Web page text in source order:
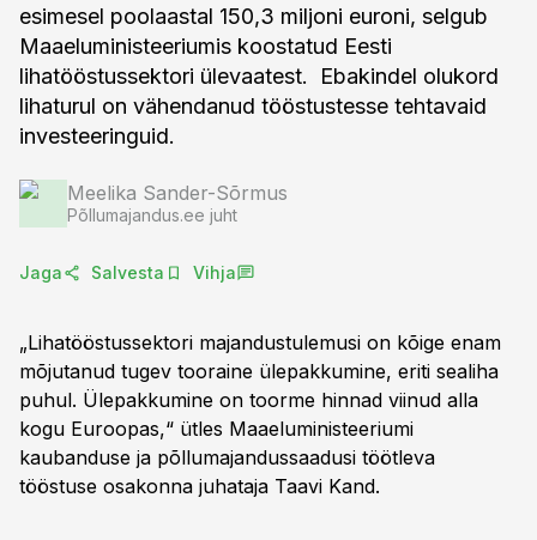
esimesel poolaastal 150,3 miljoni euroni, selgub
Maaeluministeeriumis koostatud Eesti
lihatööstussektori ülevaatest. Ebakindel olukord
lihaturul on vähendanud tööstustesse tehtavaid
investeeringuid.
Meelika Sander-Sõrmus
Põllumajandus.ee juht
Jaga Salvesta Vihja
„Lihatööstussektori majandustulemusi on kõige enam
mõjutanud tugev tooraine ülepakkumine, eriti sealiha
puhul. Ülepakkumine on toorme hinnad viinud alla
kogu Euroopas,“ ütles Maaeluministeeriumi
kaubanduse ja põllumajandussaadusi töötleva
tööstuse osakonna juhataja Taavi Kand.